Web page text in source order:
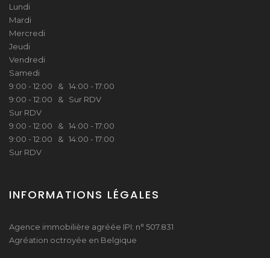
Lundi
Mardi
Mercredi
Jeudi
Vendredi
Samedi
9:00 - 12:00 & 14:00 - 17:00
9:00 - 12:00 & Sur RDV
Sur RDV
9:00 - 12:00 & 14:00 - 17:00
9:00 - 12:00 & 14:00 - 17:00
Sur RDV
INFORMATIONS LÉGALES
Agence immobilière agréée IPI: n° 507.831
Agréation octroyée en Belgique